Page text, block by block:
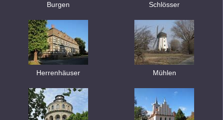
Burgen Schlösser
Herrenhäuser Mühlen